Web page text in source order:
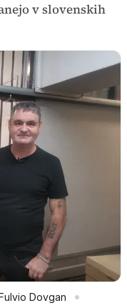
v slovenskih
Dovgan